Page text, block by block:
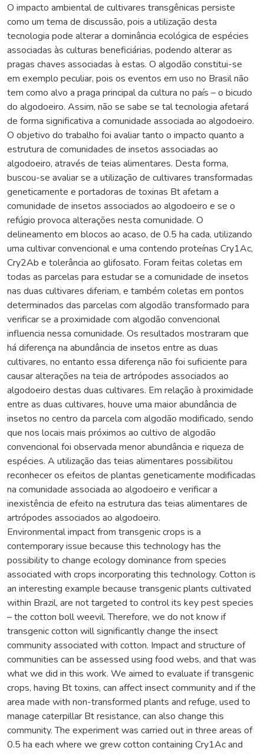
O impacto ambiental de cultivares transgênicas persiste
como um tema de discussão, pois a utilização desta
tecnologia pode alterar a dominância ecológica de espécies
associadas às culturas beneficiárias, podendo alterar as
pragas chaves associadas à estas. O algodão constitui-se
em exemplo peculiar, pois os eventos em uso no Brasil não
tem como alvo a praga principal da cultura no país – o bicudo
do algodoeiro. Assim, não se sabe se tal tecnologia afetará
de forma significativa a comunidade associada ao algodoeiro.
O objetivo do trabalho foi avaliar tanto o impacto quanto a
estrutura de comunidades de insetos associadas ao
algodoeiro, através de teias alimentares. Desta forma,
buscou-se avaliar se a utilização de cultivares transformadas
geneticamente e portadoras de toxinas Bt afetam a
comunidade de insetos associados ao algodoeiro e se o
refúgio provoca alterações nesta comunidade. O
delineamento em blocos ao acaso, de 0.5 ha cada, utilizando
uma cultivar convencional e uma contendo proteínas Cry1Ac,
Cry2Ab e tolerância ao glifosato. Foram feitas coletas em
todas as parcelas para estudar se a comunidade de insetos
nas duas cultivares diferiam, e também coletas em pontos
determinados das parcelas com algodão transformado para
verificar se a proximidade com algodão convencional
influencia nessa comunidade. Os resultados mostraram que
há diferença na abundância de insetos entre as duas
cultivares, no entanto essa diferença não foi suficiente para
causar alterações na teia de artrópodes associados ao
algodoeiro destas duas cultivares. Em relação à proximidade
entre as duas cultivares, houve uma maior abundância de
insetos no centro da parcela com algodão modificado, sendo
que nos locais mais próximos ao cultivo de algodão
convencional foi observada menor abundância e riqueza de
espécies. A utilização das teias alimentares possibilitou
reconhecer os efeitos de plantas geneticamente modificadas
na comunidade associada ao algodoeiro e verificar a
inexistência de efeito na estrutura das teias alimentares de
artrópodes associados ao algodoeiro.
Environmental impact from transgenic crops is a
contemporary issue because this technology has the
possibility to change ecology dominance from species
associated with crops incorporating this technology. Cotton is
an interesting example because transgenic plants cultivated
within Brazil, are not targeted to control its key pest species
– the cotton boll weevil. Therefore, we do not know if
transgenic cotton will significantly change the insect
community associated with cotton. Impact and structure of
communities can be assessed using food webs, and that was
what we did in this work. We aimed to evaluate if transgenic
crops, having Bt toxins, can affect insect community and if the
area made with non-transformed plants and refuge, used to
manage caterpillar Bt resistance, can also change this
community. The experiment was carried out in three areas of
0.5 ha each where we grew cotton containing Cry1Ac and